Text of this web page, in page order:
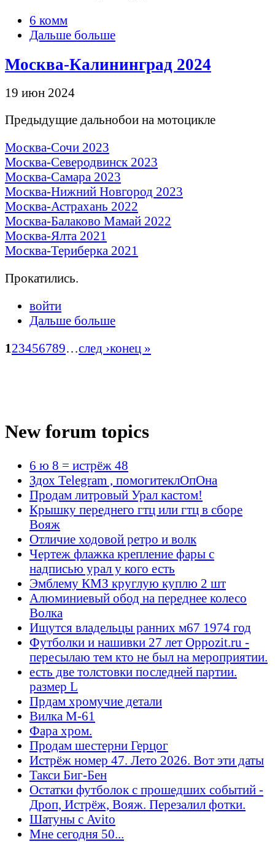
6 комм
Дальше больше
Москва-Калининград 2024
19 июн 2024
Предыдущие дальнобои на мотоцикле
Москва-Сочи 2023
Москва-Северодвинск 2023
Москва-Самара 2023
Москва-Нижний Новгород 2023
Москва-Астрахань 2022
Москва-Балаково Мамай 2022
Москва-Ялта 2021
Москва-Териберка 2021
Прокатились.
войти
Дальше больше
123456789…след ›конец »
New forum topics
6 ю 8 = истрёж 48
Здох Telegram , помогитеклОпОна
Продам литровый Урал кастом!
Крышку переднего гтц или гтц в сборе
Вояж
Отличие ходовой ретро и волк
Чертеж флажка крепление фары с
надписью урал у кого есть
Эмблему КМЗ круглую куплю 2 шт
Алюминиевый обод на переднее колесо
Волка
Ищутся владельцы ранних м67 1974 год
Футболки и нашивки 27 лет Oppozit.ru -
пересылаю тем кто не был на мероприятии.
есть две толстовки последней партии.
размер L
Прдам хромучие детали
Вилка М-61
Фара хром.
Продам шестерни Герцог
Истрёж номер 47. Лето 2026. Вот эти даты
Такси Биг-Бен
Остатки футболок с прошедших событий -
Дроп, Истрёж, Вояж. Перезалил фотки.
Шатуны с Avito
Мне сегодня 50...